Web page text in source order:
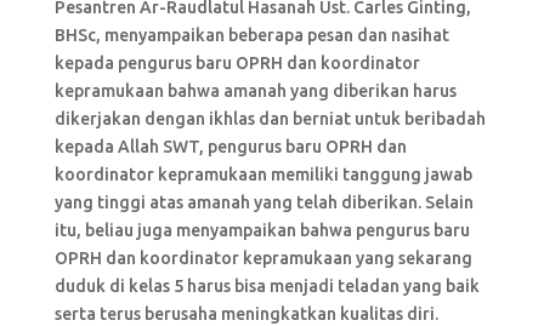
Pesantren Ar-Raudlatul Hasanah Ust. Carles Ginting,
BHSc, menyampaikan beberapa pesan dan nasihat
kepada pengurus baru OPRH dan koordinator
kepramukaan bahwa amanah yang diberikan harus
dikerjakan dengan ikhlas dan berniat untuk beribadah
kepada Allah SWT, pengurus baru OPRH dan
koordinator kepramukaan memiliki tanggung jawab
yang tinggi atas amanah yang telah diberikan. Selain
itu, beliau juga menyampaikan bahwa pengurus baru
OPRH dan koordinator kepramukaan yang sekarang
duduk di kelas 5 harus bisa menjadi teladan yang baik
serta terus berusaha meningkatkan kualitas diri.